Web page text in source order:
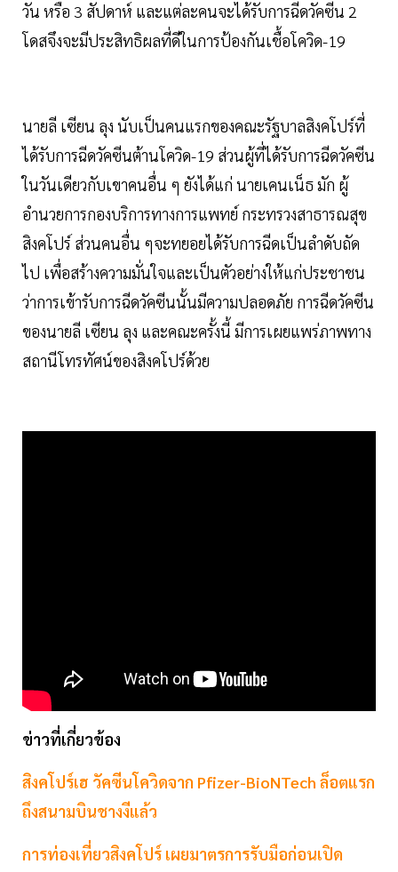
วัน หรือ 3 สัปดาห์ และแต่ละคนจะได้รับการฉีดวัคซีน 2
โดสจึงจะมีประสิทธิผลที่ดีในการป้องกันเชื้อโควิด-19
นายลี เซียน ลุง นับเป็นคนแรกของคณะรัฐบาลสิงคโปร์ที่
ได้รับการฉีดวัคซีนต้านโควิด-19 ส่วนผู้ที่ได้รับการฉีดวัคซีน
ในวันเดียวกับเขาคนอื่น ๆ ยังได้แก่ นายเคนเน็ธ มัก ผู้
อำนวยการกองบริการทางการแพทย์ กระทรวงสาธารณสุข
สิงคโปร์ ส่วนคนอื่น ๆจะทยอยได้รับการฉีดเป็นลำดับถัด
ไป เพื่อสร้างความมั่นใจและเป็นตัวอย่างให้แก่ประชาชน
ว่าการเข้ารับการฉีดวัคซีนนั้นมีความปลอดภัย การฉีดวัคซีน
ของนายลี เซียน ลุง และคณะครั้งนี้ มีการเผยแพร่ภาพทาง
สถานีโทรทัศน์ของสิงคโปร์ด้วย
ข่าวที่เกี่ยวข้อง
สิงคโปร์เฮ วัคซีนโควิดจาก Pfizer-BioNTech ล็อตแรก
ถึงสนามบินชางงีแล้ว
การท่องเที่ยวสิงคโปร์ เผยมาตรการรับมือก่อนเปิด